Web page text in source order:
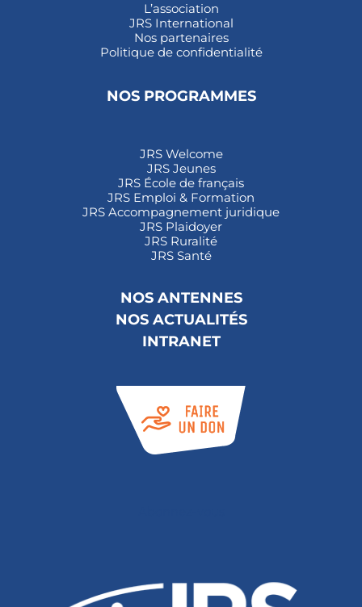
L’association
JRS International
Nos partenaires
Politique de confidentialité
NOS PROGRAMMES
JRS Welcome
JRS Jeunes
JRS École de français
JRS Emploi & Formation
JRS Accompagnement juridique
JRS Plaidoyer
JRS Ruralité
JRS Santé
NOS ANTENNES
NOS ACTUALITÉS
INTRANET